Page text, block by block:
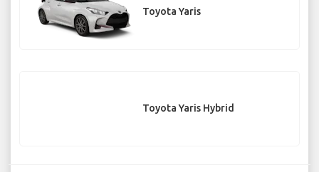
Toyota Yaris
Toyota Yaris Hybrid